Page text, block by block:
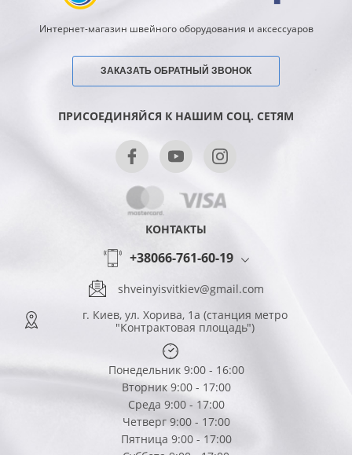
Интернет-магазин швейного оборудования и аксессуаров
ЗАКАЗАТЬ ОБРАТНЫЙ ЗВОНОК
ПРИСОЕДИНЯЙСЯ К НАШИМ СОЦ. СЕТЯМ
КОНТАКТЫ
+38066-761-60-19
shveinyisvitkiev@gmail.com
г. Киев, ул. Хорива, 1а (станция метро
"Контрактовая площадь")
Понедельник 9:00 - 16:00
Вторник 9:00 - 17:00
Среда 9:00 - 17:00
Четверг 9:00 - 17:00
Пятница 9:00 - 17:00